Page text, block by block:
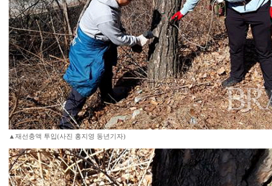
▲재선충액 투입(사진 홍지영 동년기자)